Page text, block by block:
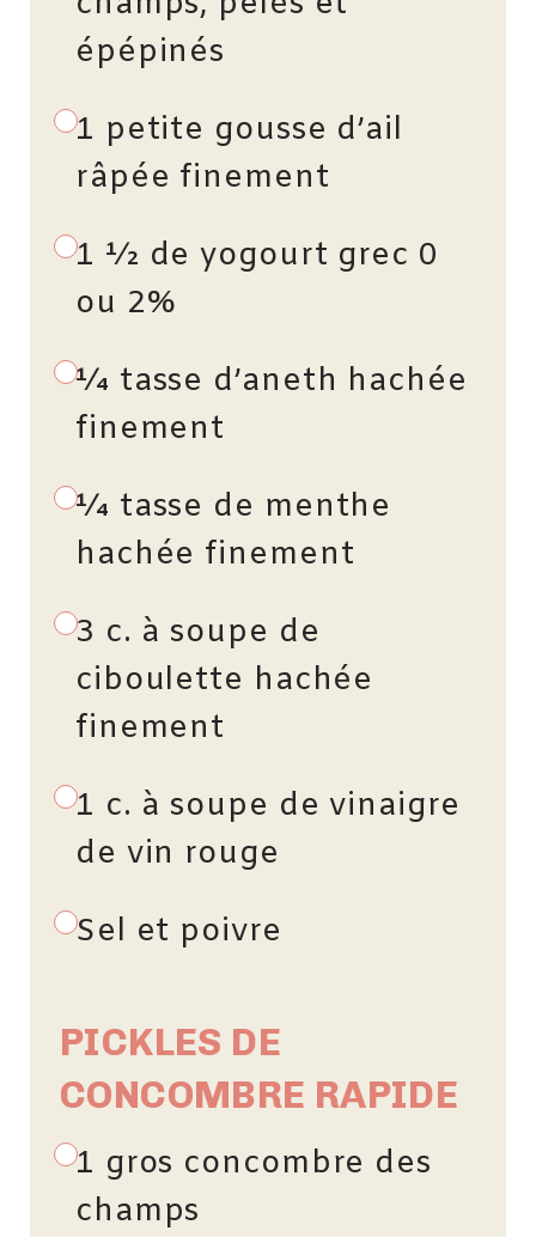
épépinés
1 petite gousse d’ail
râpée finement
1 ½ de yogourt grec 0
ou 2%
¼ tasse d’aneth hachée
finement
¼ tasse de menthe
hachée finement
3 c. à soupe de
ciboulette hachée
finement
1 c. à soupe de vinaigre
de vin rouge
Sel et poivre
PICKLES DE
CONCOMBRE RAPIDE
1 gros concombre des
champs